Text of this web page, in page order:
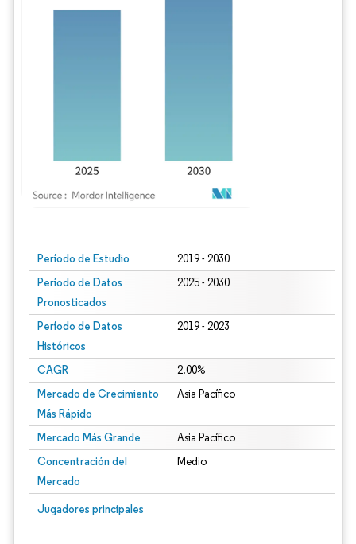
Período de Estudio 2019 - 2030
Período de Datos
Pronosticados
2025 - 2030
Período de Datos
Históricos
2019 - 2023
CAGR 2.00%
Mercado de Crecimiento
Más Rápido
Asia Pacífico
Mercado Más Grande Asia Pacífico
Concentración del
Mercado
Medio
Jugadores principales